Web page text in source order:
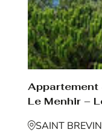
Appartement
Le Menhir –
SAINT